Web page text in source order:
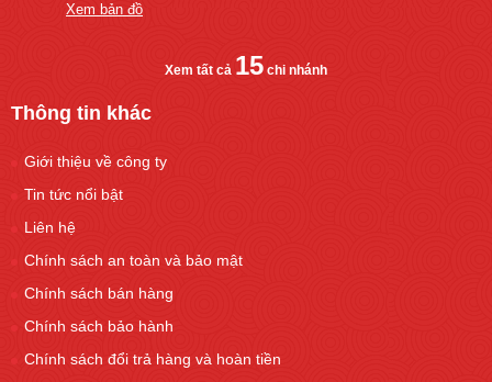
Xem bản đồ
Xem tất cả 15 chi nhánh
Thông tin khác
Giới thiệu về công ty
Tin tức nổi bật
Liên hệ
Chính sách an toàn và bảo mật
Chính sách bán hàng
Chính sách bảo hành
Chính sách đổi trả hàng và hoàn tiền